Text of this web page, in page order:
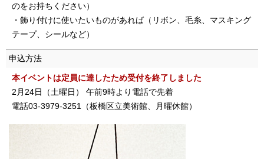
のをお持ちください）
・飾り付けに使いたいものがあれば（リボン、毛糸、マスキング
テープ、シールなど）
申込方法
本イベントは定員に達したため受付を終了しました
2月24日（土曜日） 午前9時より電話で先着
電話03-3979-3251（板橋区立美術館、月曜休館）